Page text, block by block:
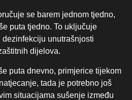
se barem jednom tjedno,
puta tjedno. To uključuje
unutrašnjosti
dijelova.
puta dnevno, primjerice tijekom
tada je potrebno još
situacijama sušenje između